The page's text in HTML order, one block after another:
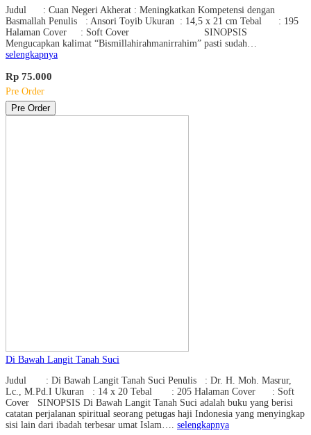
Judul : Cuan Negeri Akherat : Meningkatkan Kompetensi dengan
Basmallah Penulis : Ansori Toyib Ukuran : 14,5 x 21 cm Tebal : 195
Halaman Cover : Soft Cover SINOPSIS
Mengucapkan kalimat “Bismillahirahmanirrahim” pasti sudah…
selengkapnya
Rp 75.000
Pre Order
Pre Order
Di Bawah Langit Tanah Suci
Judul : Di Bawah Langit Tanah Suci Penulis : Dr. H. Moh. Masrur,
Lc., M.Pd.I Ukuran : 14 x 20 Tebal : 205 Halaman Cover : Soft
Cover SINOPSIS Di Bawah Langit Tanah Suci adalah buku yang berisi
catatan perjalanan spiritual seorang petugas haji Indonesia yang menyingkap
sisi lain dari ibadah terbesar umat Islam…. selengkapnya